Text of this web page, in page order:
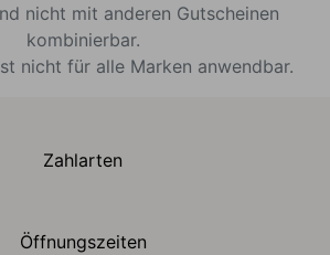
nicht mit anderen Gutscheinen
kombinierbar.
nicht für alle Marken anwendbar.
Zahlarten
Öffnungszeiten